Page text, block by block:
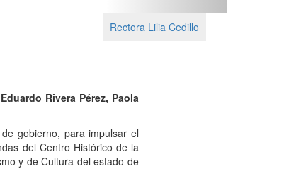
Rectora Lilia Cedillo
Rivera Pérez, Paola
gobierno, para impulsar el
del Centro Histórico de la
y de Cultura del estado de